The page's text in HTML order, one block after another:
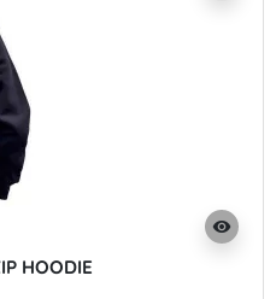
visibility
HOODIE